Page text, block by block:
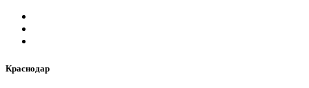
Краснодар